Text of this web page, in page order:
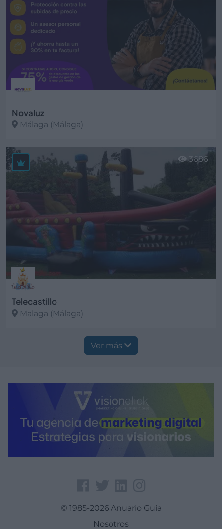
Novaluz
Málaga (Málaga)
Ver más
Telecastillo
Malaga (Málaga)
3686
Ver más
© 1985-2026 Anuario Guía
Nosotros